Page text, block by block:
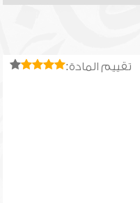
تقييم المادة: